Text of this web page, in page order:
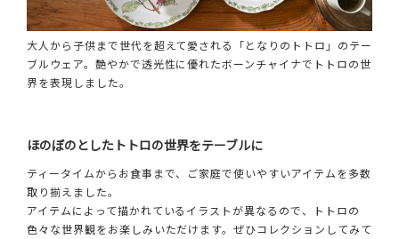
大人から子供まで世代を超えて愛される「となりのトトロ」のテー
ブルウェア。艶やかで透光性に優れたボーンチャイナでトトロの世
界を表現しました。
ほのぼのとしたトトロの世界をテーブルに
ティータイムからお食事まで、ご家庭で使いやすいアイテムを多数
取り揃えました。
アイテムによって描かれているイラストが異なるので、トトロの
色々な世界観をお楽しみいただけます。ぜひコレクションしてみて